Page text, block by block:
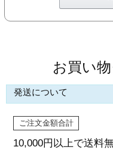
お買い
発送について
ご注文金額合計
10,000円以上で送料